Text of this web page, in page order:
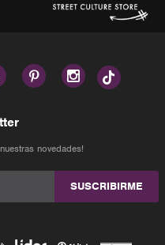
 
novedades!
SUSCRIBIRME